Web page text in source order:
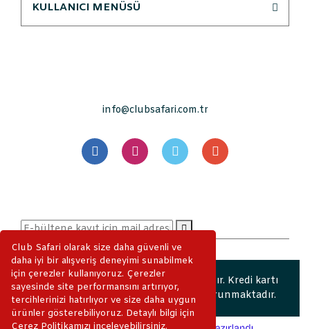
Club Safari olarak size daha güvenli ve
daha iyi bir alışveriş deneyimi sunabilmek
için çerezler kullanıyoruz. Çerezler
sayesinde site performansını artırıyor,
tercihlerinizi hatırlıyor ve size daha uygun
ürünler gösterebiliyoruz. Detaylı bilgi için
Çerez Politikamızı inceleyebilirsiniz.
KULLANICI MENÜSÜ
info@clubsafari.com.tr
2019 © ClubSafari. Tüm Hakları Saklıdır. Kredi kartı
bilgileriniz 256bit SSL sertifikası ile korunmaktadır.